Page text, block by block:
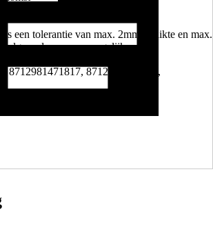
is een tolerantie van max. 2mm in dikte en max.
de normen mogelijk.
8712981471817, 8712981487993,